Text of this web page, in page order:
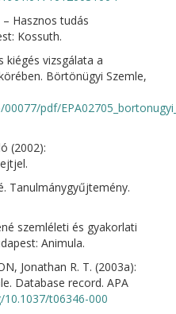
– Hasznos tudás
Kossuth.
kiégés vizsgálata a
Börtönügyi Szemle,
pdf/
(2002):
Tanulmánygyűjtemény.
szemléleti és gyakorlati
Animula.
Jonathan R. T. (2003a):
Database record. APA
t06346-000